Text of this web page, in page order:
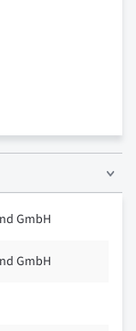
GmbH
GmbH